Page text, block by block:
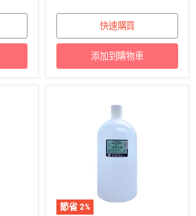
快速購買
添加到購物車
節省 2%